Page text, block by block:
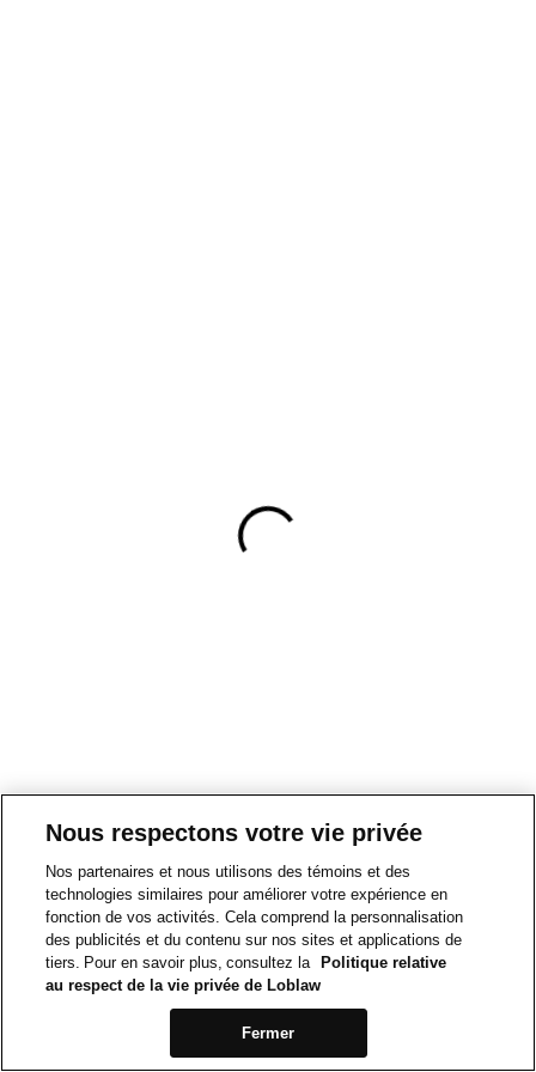
Nous respectons votre vie privée
Nos partenaires et nous utilisons des témoins et des
technologies similaires pour améliorer votre expérience en
fonction de vos activités. Cela comprend la personnalisation
des publicités et du contenu sur nos sites et applications de
tiers. Pour en savoir plus, consultez la
Politique relative
au respect de la vie privée de Loblaw
Fermer